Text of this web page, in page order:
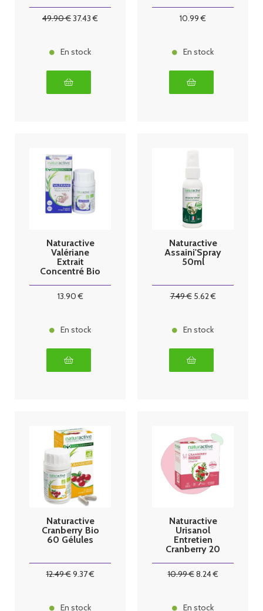
120 Gélules
49.90€37.43 €
En stock
30ml
10.99 €
En stock
Naturactive
Valériane
Extrait
Concentré Bio
13.90€
En stock
Naturactive
Assaini'Spray
50ml
7.49€ 5.62€
En stock
Naturactive
Cranberry Bio
60 Gélules
12.49€9.37€
En stock
Naturactive
Urisanol
Entretien
Cranberry 20
10.99€8.24€
En stock